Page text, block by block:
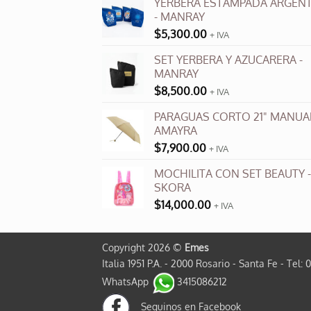
se
pueden
página
producto
- MANRAY
$5,300.00 + IVA
SET YERBERA Y AZUCARERA -
MANRAY
$8,500.00 + IVA
PARAGUAS CORTO 21"
AMAYRA
$7,900.00 + IVA
MOCHILITA CON SET BEAUTY -
SKORA
$14,000.00 + IVA
Copyright 2026 © Emes
Italia 1951 P.A. - 2000 Rosario - Santa Fe - Tel:
WhatsApp
3415086212
Seguinos en Facebook